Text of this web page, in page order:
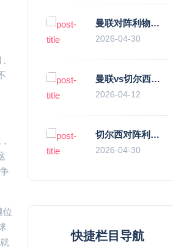
位
曼联对阵利物浦，老特拉福德的红色心跳与蓝色暗涌
2026-04-30
曼联vs切尔西直播复盘：滕哈赫的“伪高位”与波切蒂诺的“无锋阵”，谁更拧巴？
2026-04-12
切尔西对阵利物浦，一场蓝红血脉里的恩怨与忠诚
2026-04-30
快捷栏目导航